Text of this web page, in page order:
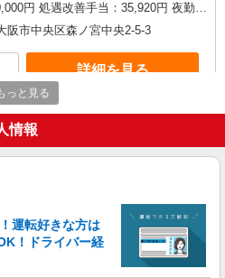
円 処遇改善手当：35,920円 夜勤手
（5回分） ※6回目以降は1回6,000円
：規定あり 精勤手当：8,000円 ▼下
勤手当 年末年始手当：380円/時 賞
・12月） 昇給年1回（4月） 特別報
万円（最高額135万円） ※2025年6月
阪市中央区森ノ宮中央2-5-3
詳細を見る
NEW
ーム 介護スタッフ
（5回分） ※6回目以降は1回6,000円
：規定あり 精勤手当：8,000円 調整
途支給 通勤手当 年
4月） 特別報酬：平均18.9万円（最高
阪市中央区森ノ宮中央2丁目6-16
詳細を見る
っと見る
情報
運転好きな方は
！ドライバー経